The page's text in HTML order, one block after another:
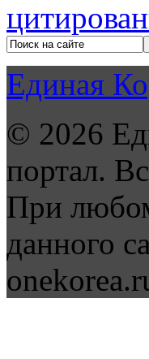
Единая
© 2026
портал.
При
данного